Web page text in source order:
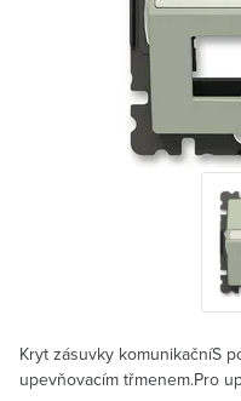
Kryt zásuvky komunikačníS
upevňovacím třmenem.Pro